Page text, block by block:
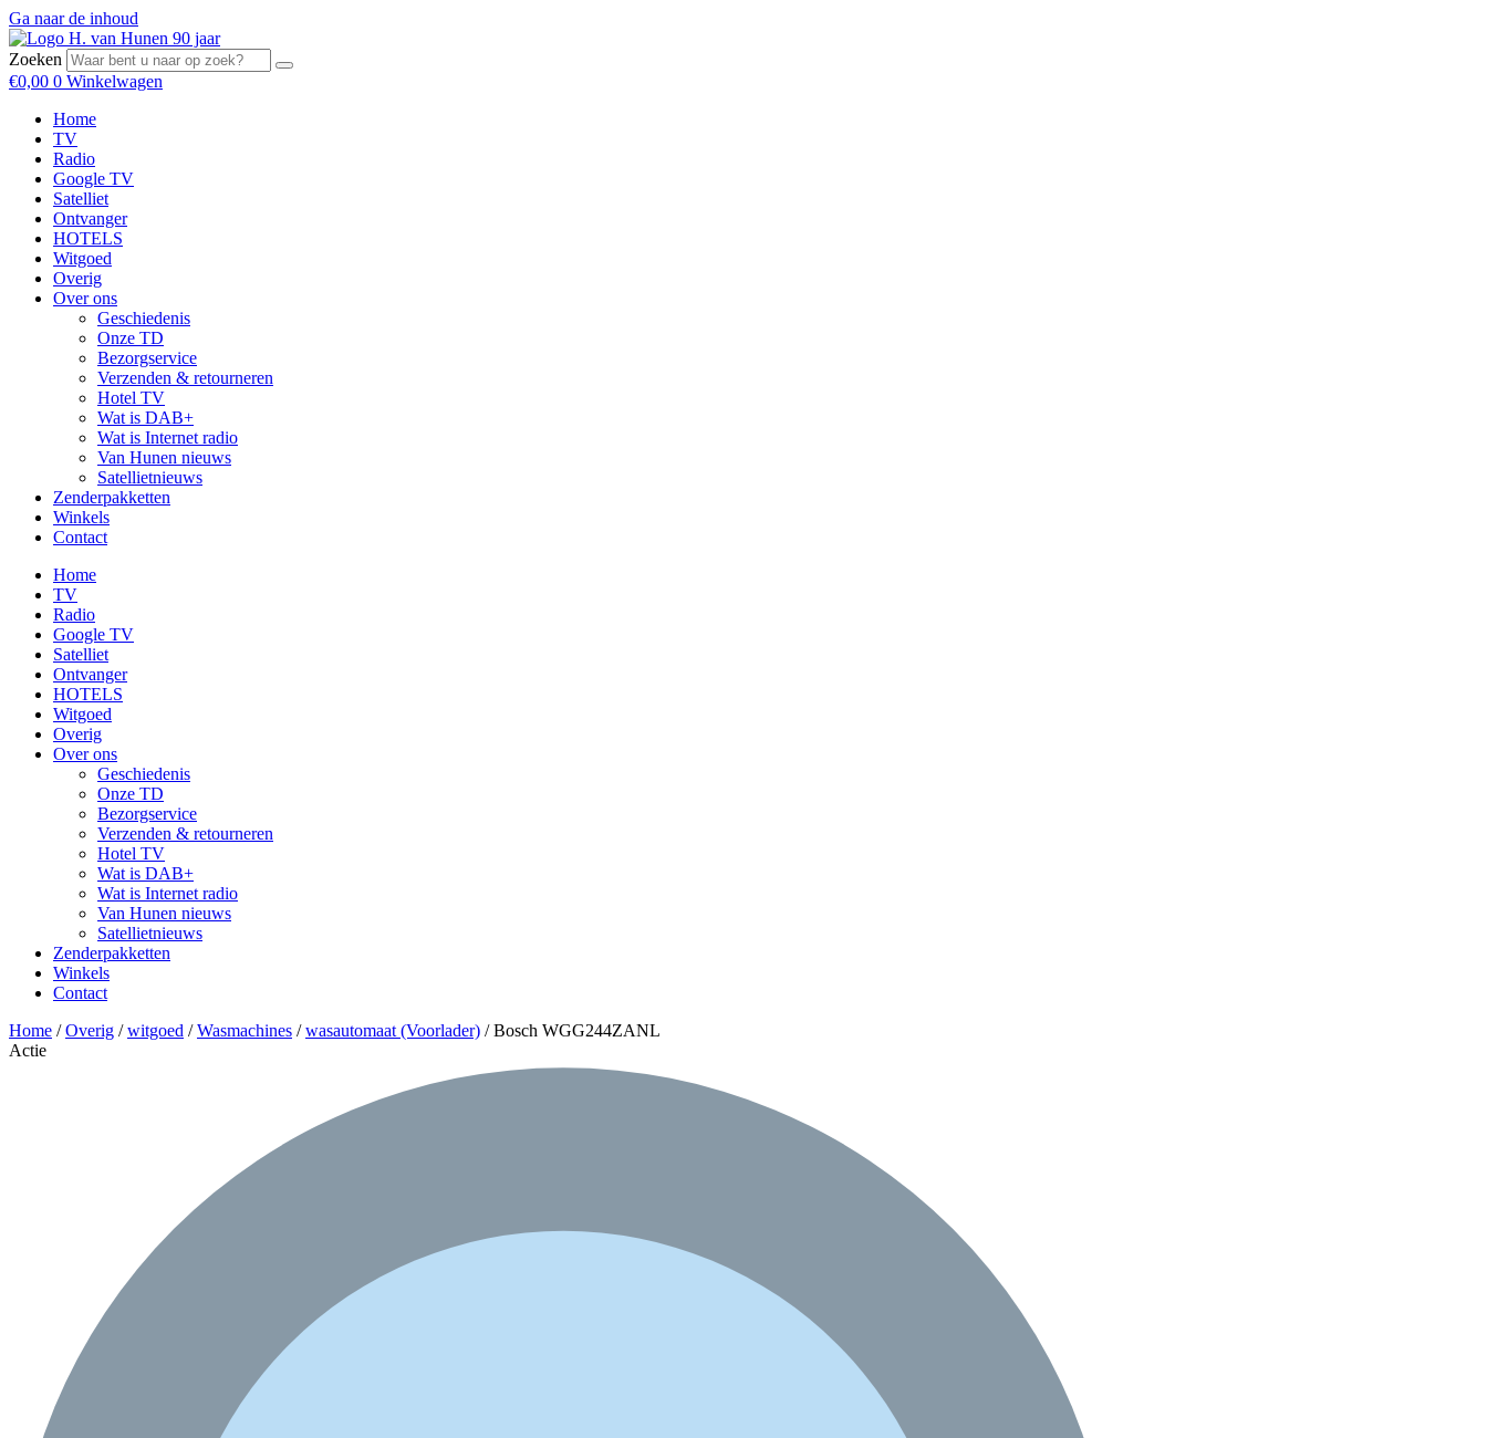
Ga naar de inhoud
Zoeken
€0,00 0 Winkelwagen
Home
TV
Radio
Google TV
Satelliet
Ontvanger
HOTELS
Witgoed
Overig
Over ons
Geschiedenis
Onze TD
Bezorgservice
Verzenden & retourneren
Hotel TV
Wat is DAB+
Wat is Internet radio
Van Hunen nieuws
Satellietnieuws
Zenderpakketten
Winkels
Contact
Home
TV
Radio
Google TV
Satelliet
Ontvanger
HOTELS
Witgoed
Overig
Over ons
Geschiedenis
Onze TD
Bezorgservice
Verzenden & retourneren
Hotel TV
Wat is DAB+
Wat is Internet radio
Van Hunen nieuws
Satellietnieuws
Zenderpakketten
Winkels
Contact
Home /Overig /witgoed /Wasmachines /wasautomaat (Voorlader) / Bosch WGG244ZANL
Actie